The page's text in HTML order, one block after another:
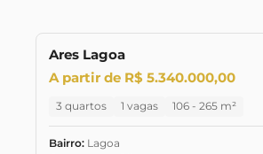
PRONTO PARA MORAR
Ares Lagoa
A partir de R$ 5.340.000,00
3 quartos 1 vagas 106 - 265 m²
Bairro: Lagoa